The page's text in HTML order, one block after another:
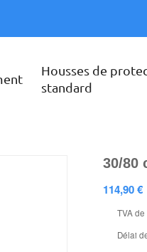
Housses de
standard
30/80
114,90€
TVA
Délai